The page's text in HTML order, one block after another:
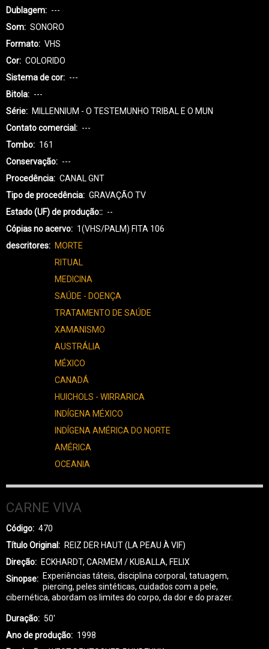
Dublagem
---
Som
SONORO
Formato
VHS
Cor
COLORIDO
Sistema de cor
---
Bitola
---
Série
MILLENNIUM - O TESTEMUNHO TRIBAL E O MUN
Contato comercial
---
Tombo
161
Conservação
---
Procedência
CANAL GNT
Tipo de procedência
GRAVAÇÃO TV
Estado (UF) de produção:
--
Cópias no acervo
1(VHS/PALM) FITA 106
descritores
MORTE
RITUAL
MEDICINA
SAÚDE - DOENÇA
TRATAMENTO DE SAÚDE
XAMANISMO
AUSTRÁLIA
MÉXICO
CANADÁ
HUICHOLS - WIRRARICA
INDÍGENA MÉXICO
INDÍGENA AMÉRICA DO NORTE
AMÉRICA
OCEANIA
CARNE VIVA
Código
470
Título Original
REIZ DER HAUT (LA PEAU À VIF)
Direção
ECKHARDT, CARMEM / KUBALLA, FELIX
Sinopse
Experiências táteis, disciplina corporal, tatuagem,
piercing, peles sintéticas, cuidados com a pele,
cibernética, abordam os limites do corpo, da dor e do prazer.
Duração
50'
Ano de produção
1998